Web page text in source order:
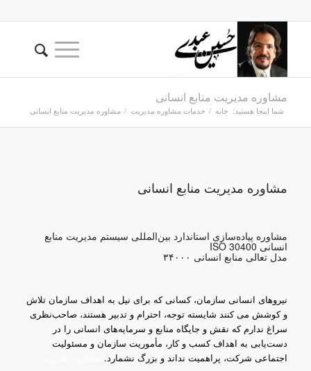
مشاوره مدیریت منابع انسانی
شما اینجا هستید: خانه / خدمات مشاوره مدیریت / مشاوره مدیریت منابع انسانی
مشاوره مدیریت منابع انسانی
مشاوره پیاده‌سازی استاندارد بین‌المللی سیستم مدیریت منابع
انسانی ISO 30400
مدل تعالی منابع انسانی ۳۴۰۰۰
نیروهای انسانی سازمان، کسانی که برای نیل به اهداف سازمان تلاش
و کوشش می کنند شایسته توجه، احترام و تدبیر هستند، صاحب‌نظری
سراغ ندارم که نقش و جایگاه منابع و سرمایه‌های انسانی را در
دست‌یابی به اهداف کسب و کار، مأموریت سازمان و مسئولیت
اجتماعی شرکت، پراهمیت نداند و بزرگ نشمارد.